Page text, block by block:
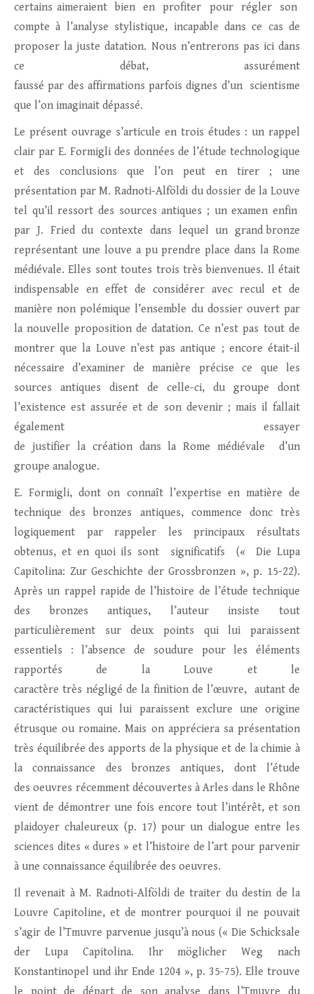
certains aimeraient bien en profiter pour régler son
compte à l’analyse stylistique, incapable dans ce cas de
proposer la juste datation. Nous n’entrerons pas ici dans
ce débat, assurément
faussé par des affirmations parfois dignes d’un scientisme
que l’on imaginait dépassé.
Le présent ouvrage s’articule en trois études : un rappel
clair par E. Formigli des données de l’étude technologique
et des conclusions que l’on peut en tirer ; une
présentation par M. Radnoti-Alföldi du dossier de la Louve
tel qu’il ressort des sources antiques ; un examen enfin
par J. Fried du contexte dans lequel un grand bronze
représentant une louve a pu prendre place dans la Rome
médiévale. Elles sont toutes trois très bienvenues. Il était
indispensable en effet de considérer avec recul et de
manière non polémique l’ensemble du dossier ouvert par
la nouvelle proposition de datation. Ce n’est pas tout de
montrer que la Louve n’est pas antique ; encore était-il
nécessaire d’examiner de manière précise ce que les
sources antiques disent de celle-ci, du groupe dont
l’existence est assurée et de son devenir ; mais il fallait
également essayer
de justifier la création dans la Rome médiévale d’un
groupe analogue.
E. Formigli, dont on connaît l’expertise en matière de
technique des bronzes antiques, commence donc très
logiquement par rappeler les principaux résultats
obtenus, et en quoi ils sont significatifs (« Die Lupa
Capitolina: Zur Geschichte der Grossbronzen », p. 15-22).
Après un rappel rapide de l’histoire de l’étude technique
des bronzes antiques, l’auteur insiste tout
particulièrement sur deux points qui lui paraissent
essentiels : l’absence de soudure pour les éléments
rapportés de la Louve et le
caractère très négligé de la finition de l’œuvre, autant de
caractéristiques qui lui paraissent exclure une origine
étrusque ou romaine. Mais on appréciera sa présentation
très équilibrée des apports de la physique et de la chimie à
la connaissance des bronzes antiques, dont l’étude
des oeuvres récemment découvertes à Arles dans le Rhône
vient de démontrer une fois encore tout l’intérêt, et son
plaidoyer chaleureux (p. 17) pour un dialogue entre les
sciences dites « dures » et l’histoire de l’art pour parvenir
à une connaissance équilibrée des oeuvres.
Il revenait à M. Radnoti-Alföldi de traiter du destin de la
Louvre Capitoline, et de montrer pourquoi il ne pouvait
s’agir de l’Tmuvre parvenue jusqu’à nous (« Die Schicksale
der Lupa Capitolina. Ihr möglicher Weg nach
Konstantinopel und ihr Ende 1204 », p. 35-75). Elle trouve